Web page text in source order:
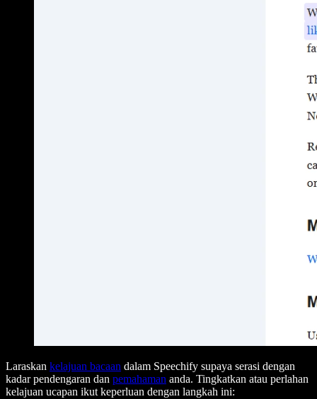
Laraskan kelajuan bacaan dalam Speechify supaya serasi dengan
kadar pendengaran dan pemahaman anda. Tingkatkan atau perlahan
kelajuan ucapan ikut keperluan dengan langkah ini: